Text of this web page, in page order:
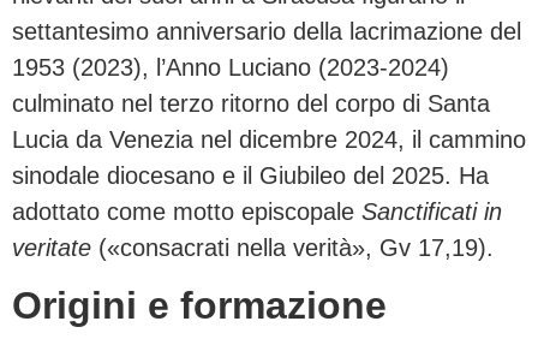
settantesimo anniversario della lacrimazione del
1953 (2023), l’Anno Luciano (2023-2024)
culminato nel terzo ritorno del corpo di Santa
Lucia da Venezia nel dicembre 2024, il cammino
sinodale diocesano e il Giubileo del 2025. Ha
adottato come motto episcopale Sanctificati in
veritate («consacrati nella verità», Gv 17,19).
Origini e formazione